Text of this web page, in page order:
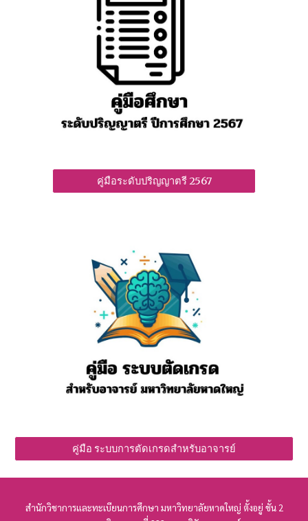
คู่มือระดับปริญญาตรี 2567
คู่มือ ระบบการตัดเกรดสำหรับอาจารย์
สำนักวิชาการและทะเบียนการศึกษา มหาวิทยาลัยหาดใหญ่ ตั้งอยู่ ชั้น 2